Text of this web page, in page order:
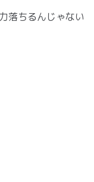
落ちるんじゃない